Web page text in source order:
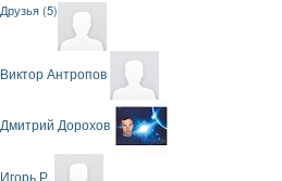
Друзья (5)
Виктор Антропов
Дмитрий Дорохов
Игорь Р.